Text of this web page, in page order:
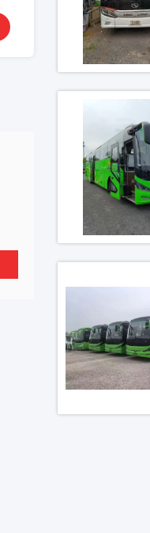
Kemudi Mesin Diesel
Dapatkan